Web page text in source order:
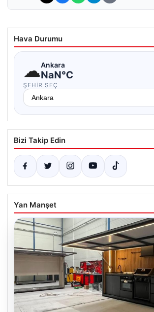
Hava Durumu
☁Ankara
NaN°C
ŞEHIR SEÇ
Bizi Takip Edin
Yan Manşet